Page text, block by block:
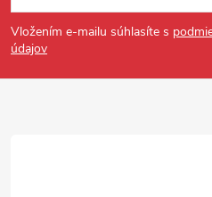
Vložením e-mailu súhlasíte s
údajov